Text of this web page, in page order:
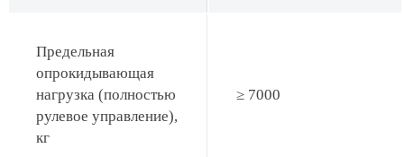
Предельная
опрокидывающая
нагрузка (полностью
рулевое управление),
кг
≥ 7000